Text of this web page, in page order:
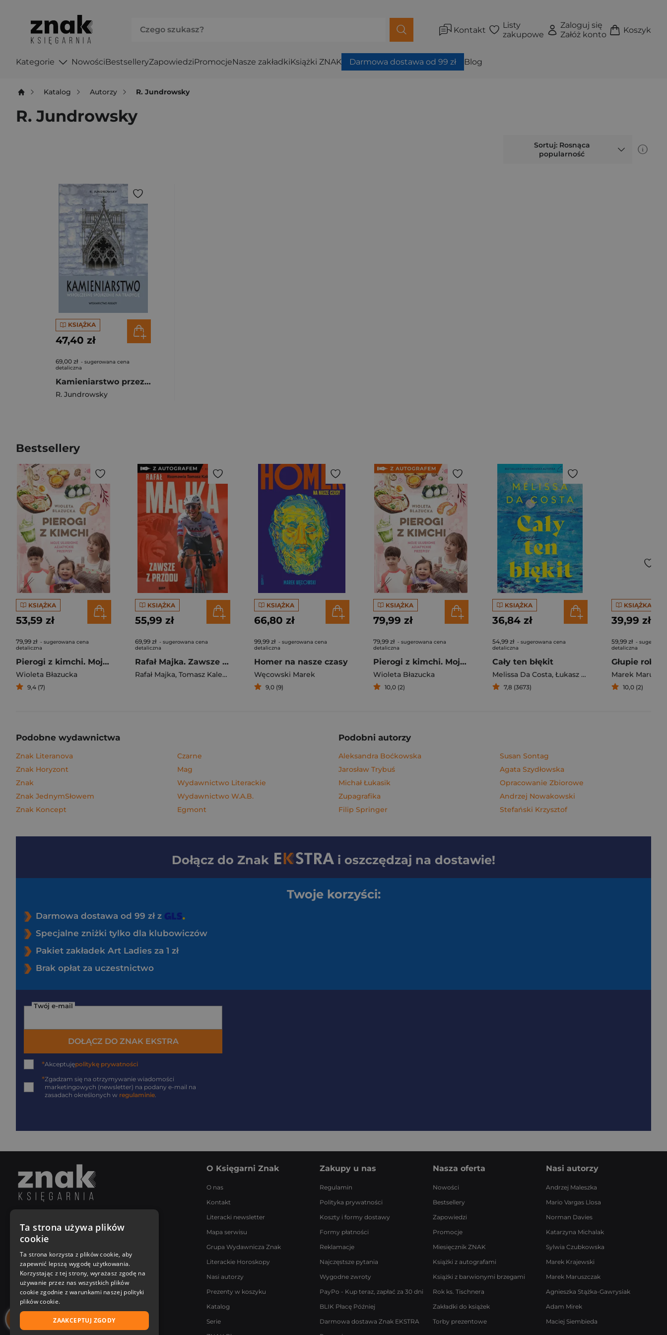
Kontakt
Listy
zakupowe
Zaloguj się
Załóż konto
Koszyk
Kategorie NowościBestselleryZapowiedziPromocjeNasze zakładkiKsiążki ZNAK Darmowa dostawa od 99 zł Blog
Katalog Autorzy R. Jundrowsky
R. Jundrowsky
Sortuj: Rosnąca
popularność
KSIĄŻKA
47,40 zł
69,00 zł - sugerowana cena
detaliczna
Kamieniarstwo przez tradycję do współczesności
R. Jundrowsky
Bestsellery
KSIĄŻKA
53,59 zł
79,99 zł - sugerowana cena
detaliczna
Pierogi z kimchi. Moje ulubione azjatyckie przepisy
Wioleta Błazucka
9,4 (7)
KSIĄŻKA
55,99 zł
69,99 zł - sugerowana cena
detaliczna
Rafał Majka. Zawsze z przodu. Rozmawia Tomasz Kalemba - książka z autografem
Rafał Majka, Tomasz Kalemba
KSIĄŻKA
66,80 zł
99,99 zł - sugerowana cena
detaliczna
Homer na nasze czasy
Węcowski Marek
9,0 (9)
KSIĄŻKA
79,99 zł
79,99 zł - sugerowana cena
detaliczna
Pierogi z kimchi. Moje ulubione azjatyckie przepisy - książka z autografem
Wioleta Błazucka
10,0 (2)
KSIĄŻKA
36,84 zł
54,99 zł - sugerowana cena
detaliczna
Cały ten błękit
Melissa Da Costa, Łukasz Müller
7,8 (3673)
KSIĄŻKA
39,99 zł
59,99 zł -
detaliczna
Marek
10,0 (2)
Podobne wydawnictwa
Znak Literanova
Znak Horyzont
Znak
Znak JednymSłowem
Znak Koncept
Czarne
Mag
Wydawnictwo Literackie
Wydawnictwo W.A.B.
Egmont
Podobni autorzy
Aleksandra Boćkowska
Jarosław Trybuś
Michał Łukasik
Zupagrafika
Filip Springer
Susan Sontag
Agata Szydłowska
Opracowanie Zbiorowe
Andrzej Nowakowski
Stefański Krzysztof
Dołącz do Znak i oszczędzaj na dostawie!
Twoje korzyści:
Darmowa dostawa od 99 zł z
Specjalne zniżki tylko dla klubowiczów
Pakiet zakładek Art Ladies za 1 zł
Brak opłat za uczestnictwo
Twój e-mail
DOŁĄCZ DO ZNAK EKSTRA
*Akceptujępolitykę prywatności
*Zgadzam się na otrzymywanie wiadomości
marketingowych (newsletter) na podany e-mail na
zasadach określonych w regulaminie.
Poniedziałek - Piątek
8:00 - 18:00
[email protected]
Bądź z nami na bieżąco
O Księgarni Znak
O nas
Kontakt
Literacki newsletter
Mapa serwisu
Grupa Wydawnicza Znak
Literackie Horoskopy
Nasi autorzy
Prezenty w koszyku
Katalog
Serie
Zakupy u nas
Regulamin
Polityka prywatności
Koszty i formy dostawy
Formy płatności
Reklamacje
Najczęstsze pytania
Wygodne zwroty
PayPo - Kup teraz, zapłać za 30 dni
BLIK Płacę Później
Darmowa dostawa Znak EKSTRA
Nasza oferta
Nowości
Bestsellery
Zapowiedzi
Promocje
Miesięcznik ZNAK
Książki z autografami
Książki z barwionymi brzegami
Rok ks. Tischnera
Zakładki do książek
Torby prezentowe
Nasi autorzy
Andrzej Maleszka
Mario Vargas Llosa
Norman Davies
Katarzyna Michalak
Sylwia Czubkowska
Marek Krajewski
Marek Maruszczak
Agnieszka Stążka-Gawrysiak
Adam Mirek
Maciej Siembieda
Ta strona używa plików
cookie
Ta strona korzysta z plików cookie, aby
zapewnić lepszą wygodę użytkowania.
Korzystając z tej strony, wyrażasz zgodę na
używanie przez nas wszystkich plików
cookie zgodnie z warunkami naszej polityki
plików cookie.
ZAAKCEPTUJ ZGODY